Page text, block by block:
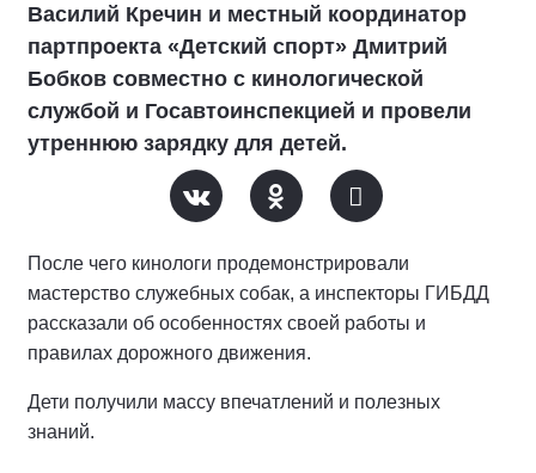
Василий Кречин и местный координатор
партпроекта «Детский спорт» Дмитрий
Бобков совместно с кинологической
службой и Госавтоинспекцией и провели
утреннюю зарядку для детей.
После чего кинологи продемонстрировали
мастерство служебных собак, а инспекторы ГИБДД
рассказали об особенностях своей работы и
правилах дорожного движения.
Дети получили массу впечатлений и полезных
знаний.